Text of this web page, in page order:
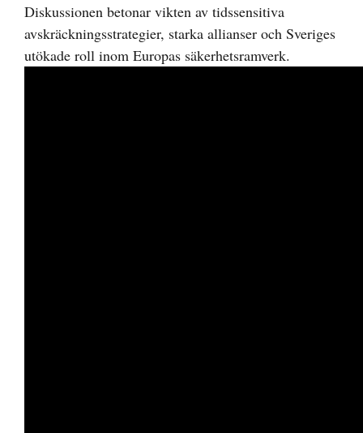
Diskussionen betonar vikten av tidssensitiva
avskräckningsstrategier, starka allianser och Sveriges
utökade roll inom Europas säkerhetsramverk.